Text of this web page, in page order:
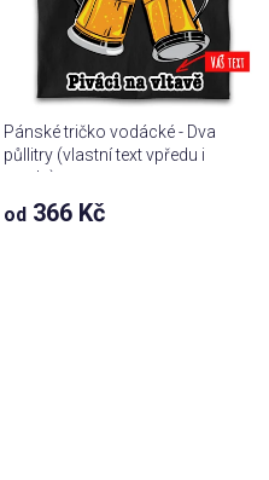
Pánské tričko vodácké - Dva
půllitry (vlastní text vpředu i
vzadu)
od 366 Kč